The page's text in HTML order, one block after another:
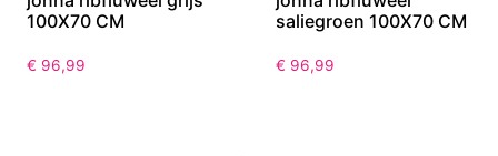
100X70 CM
€ 96,99
saliegroen 100X70 CM
€ 96,99